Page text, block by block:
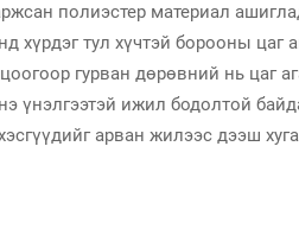
полиэстер материал
хүрдэг тул хүчтэй борооны цаг
гурван дөрөвний нь цаг
үнэлгээтэй ижил бодолтой
арван жилээс дээш